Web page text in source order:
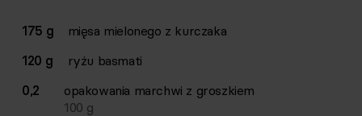
Lista składników przepisu z ilościami i wagami
Ilość Składnik
175 g
mięsa mielonego z kurczaka
120 g
ryżu basmati
0,2
opakowania marchwi z groszkiem
100 g